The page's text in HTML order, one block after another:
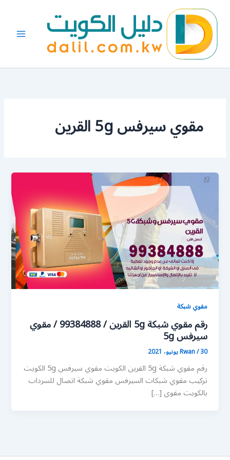
المحتوى
مقوي سيرفس 5g القرين
مقوي شبكة
رقم مقوي شبكة 5g القرين / 99384888 / مقوي
سيرفس 5g
Rwan/30 يونيو، 2021
رقم مقوي شبكة 5g القرين الكويت مقوي سيرفس 5g الكويت
تركيب مقوي شبكات السيرفس مقوي شبكة اتصال للسرداب
بالكويت مقوي […]